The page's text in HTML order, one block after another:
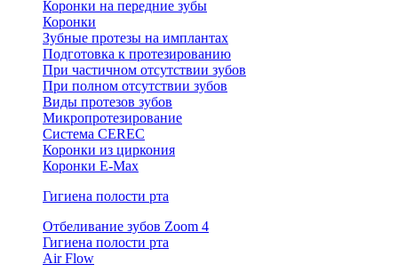
Коронки на передние зубы
Коронки
Зубные протезы на имплантах
Подготовка к протезированию
При частичном отсутствии зубов
При полном отсутствии зубов
Виды протезов зубов
Микропротезирование
Система CEREC
Коронки из циркония
Коронки E-Max
Гигиена полости рта
Отбеливание зубов Zoom 4
Гигиена полости рта
Air Flow